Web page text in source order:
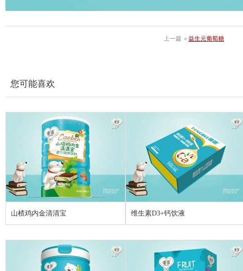
上一篇 « 益生元葡萄糖
您可能喜欢
山楂鸡内金清清宝 维生素D3+钙饮液